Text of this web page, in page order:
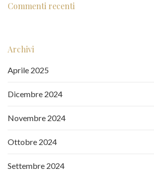
Commenti recenti
Archivi
Aprile 2025
Dicembre 2024
Novembre 2024
Ottobre 2024
Settembre 2024